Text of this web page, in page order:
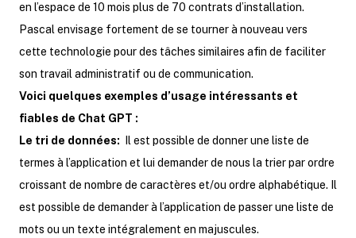
en l’espace de 10 mois plus de 70 contrats d’installation.
Pascal envisage fortement de se tourner à nouveau vers
cette technologie pour des tâches similaires afin de faciliter
son travail administratif ou de communication.
Voici quelques exemples d’usage intéressants et
fiables de Chat GPT :
Le tri de données:
Il est possible de donner une liste de
termes à l’application et lui demander de nous la trier par ordre
croissant de nombre de caractères et/ou ordre alphabétique. Il
est possible de demander à l’application de passer une liste de
mots ou un texte intégralement en majuscules.